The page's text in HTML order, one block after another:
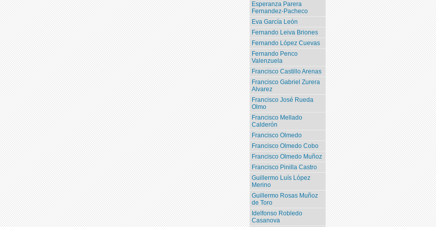
Esperanza Parera
Fernandez-Pacheco
Eva García León
Fernando Leiva Briones
Fernando López Cuevas
Fernando Penco
Valenzuela
Francisco Castillo Arenas
Francisco Gabriel Zurera
Alvarez
Francisco José Rueda
Olmo
Francisco Mellado
Calderón
Francisco Olmedo
Francisco Olmedo Cobo
Francisco Olmedo Muñoz
Francisco Pinilla Castro
Guillermo Luís López
Merino
Guillermo Rosas Muñoz
de Toro
Idelfonso Robledo
Casanova